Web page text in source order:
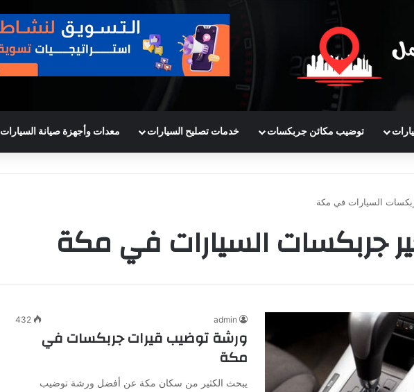
توضيب مكائن جربكسات خدمات تصليح السيارات معدات وأجهزة صيانة السيارات
السيارات في مكة
جربكسات السيارات في مكة
admin
432
ورشة توضيب قيرات جربكسات في
مكة
يبحث الكثير من سكان مكة عن أفضل ورشة توضيب